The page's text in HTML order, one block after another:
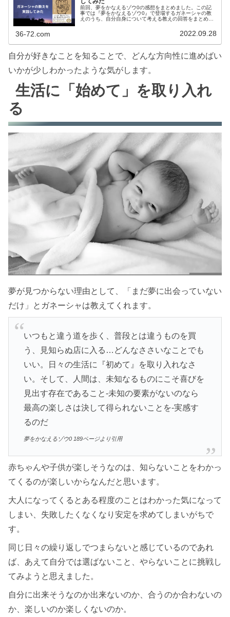
前回、夢をかなえるゾウ0の感想をまとめました。この記
事では『夢をかなえるゾウ0』で登場するガネーシャの教
えのうち、自分自身について考える教えの回答をまとめま
36-72.com 2022.09.28
自分が好きなことを知ることで、どんな方向性に進めばい
いかが少しわかったような気がします。
生活に「始めて」を取り入れ
る
夢が見つからない理由として、「まだ夢に出会っていない
だけ」とガネーシャは教えてくれます。
いつもと違う道を歩く、普段とは違うものを買
う、見知らぬ店に入る…どんなささいなことでも
いい。日々の生活に『初めて』を取り入れなさ
い。そして、人間は、未知なるものにこそ喜びを
見出す存在であること-未知の要素がないのなら
最高の楽しさは決して得られないことを-実感す
るのだ
夢をかなえるゾウ0 189ページより引用
赤ちゃんや子供が楽しそうなのは、知らないことをわかっ
てくるのが楽しいからなんだと思います。
大人になってくるとある程度のことはわかった気になって
しまい、失敗したくなくなり安定を求めてしまいがちで
す。
同じ日々の繰り返しでつまらないと感じているのであれ
ば、あえて自分では選ばないこと、やらないことに挑戦し
てみようと思えました。
自分に出来そうなのか出来ないのか、合うのか合わないの
か、楽しいのか楽しくないのか。